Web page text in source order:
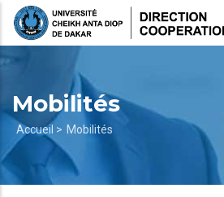
Aller
Mobilités
Fil
d'Ariane
Accueil > Mobilités